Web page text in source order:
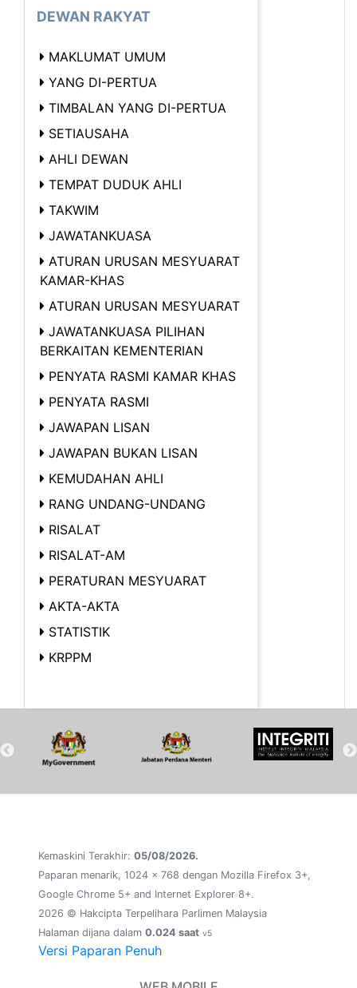
DEWAN RAKYAT
MAKLUMAT UMUM
YANG DI-PERTUA
TIMBALAN YANG DI-PERTUA
SETIAUSAHA
AHLI DEWAN
TEMPAT DUDUK AHLI
TAKWIM
JAWATANKUASA
ATURAN URUSAN MESYUARAT
KAMAR-KHAS
ATURAN URUSAN MESYUARAT
JAWATANKUASA PILIHAN
BERKAITAN KEMENTERIAN
PENYATA RASMI KAMAR KHAS
PENYATA RASMI
JAWAPAN LISAN
JAWAPAN BUKAN LISAN
KEMUDAHAN AHLI
RANG UNDANG-UNDANG
RISALAT
RISALAT-AM
PERATURAN MESYUARAT
AKTA-AKTA
STATISTIK
KRPPM
Kemaskini Terakhir: 05/08/2026.
Paparan menarik, 1024 x 768 dengan Mozilla Firefox 3+,
Google Chrome 5+ and Internet Explorer 8+.
2026 © Hakcipta Terpelihara Parlimen Malaysia
Halaman dijana dalam 0.024 saat v5
Versi Paparan Penuh